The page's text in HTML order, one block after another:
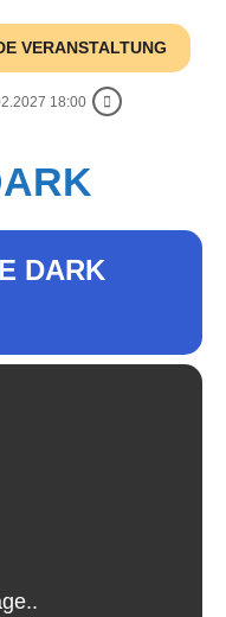
VERANSTALTUNG
18:00
DARK